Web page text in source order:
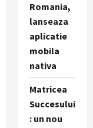
Romania,
lanseaza
aplicatie
mobila
nativa
Matricea
Succesului
: un nou